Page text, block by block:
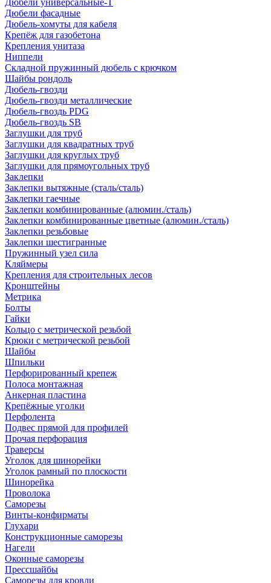
Дюбели универсальные-Т
Дюбели фасадные
Дюбель-хомуты для кабеля
Крепёж для газобетона
Крепления унитаза
Ниппели
Складной пружинный дюбель с крючком
Шайбы рондоль
Дюбель-гвозди
Дюбель-гвозди металлические
Дюбель-гвоздь PDG
Дюбель-гвоздь SB
Заглушки для труб
Заглушки для квадратных труб
Заглушки для круглых труб
Заглушки для прямоугольных труб
Заклепки
Заклепки вытяжные (сталь/сталь)
Заклепки гаечные
Заклепки комбинированные (алюмин./сталь)
Заклепки комбинированные цветные (алюмин./сталь)
Заклепки резьбовые
Заклепки шестигранные
Пружинный узел сила
Кляймеры
Крепления для строительных лесов
Кронштейны
Метрика
Болты
Гайки
Кольцо с метрической резьбой
Крюки с метрической резьбой
Шайбы
Шпильки
Перфорированный крепеж
Полоса монтажная
Анкерная пластина
Крепёжные уголки
Перфолента
Подвес прямой для профилей
Прочая перфорация
Траверсы
Уголок для шинорейки
Уголок рамный по плоскости
Шинорейка
Проволока
Саморезы
Винты-конфирматы
Глухари
Конструкционные саморезы
Нагели
Оконные саморезы
Прессшайбы
Саморезы для кровли